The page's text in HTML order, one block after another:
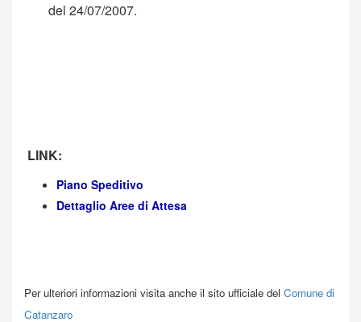
del 24/07/2007.
LINK:
Piano Speditivo
Dettaglio Aree di Attesa
Per ulteriori informazioni visita anche il sito ufficiale del Comune di
Catanzaro